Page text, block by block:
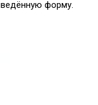
форму.